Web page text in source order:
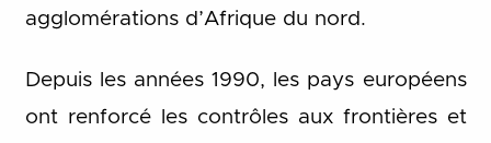
agglomérations d’Afrique du nord.
Depuis les années 1990, les pays européens
ont renforcé les contrôles aux frontières et